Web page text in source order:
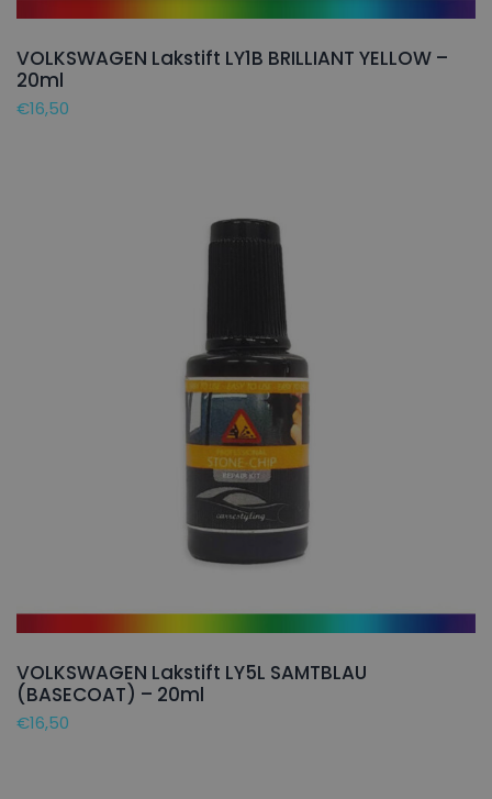
VOLKSWAGEN Lakstift LY1B BRILLIANT YELLOW –
20ml
€16,50
VOLKSWAGEN Lakstift LY5L SAMTBLAU
(BASECOAT) – 20ml
€16,50